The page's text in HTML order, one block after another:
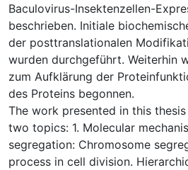
Baculovirus-Insektenzellen-
beschrieben. Initiale
der posttranslationalen
wurden durchgeführt. Weiterhin
zum Aufklärung der
des Proteins begonnen.
The work presented in this
two topics: 1. Molecular
segregation: Chromosome
process in cell division.